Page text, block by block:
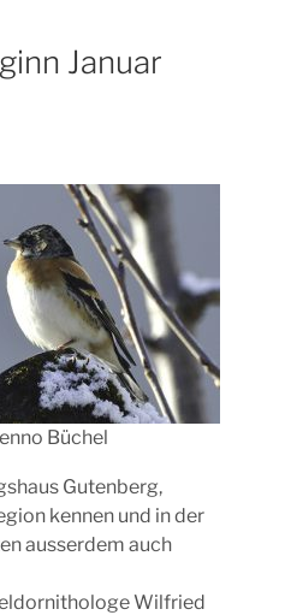
Januar
Büchel
Gutenberg,
kennen und in der
ausserdem auch
Wilfried